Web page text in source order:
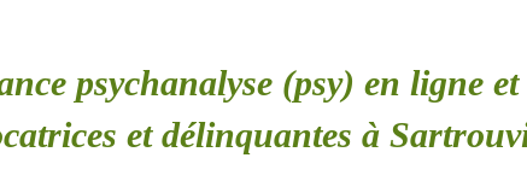
psychanalyse (psy) en ligne
et délinquantes à